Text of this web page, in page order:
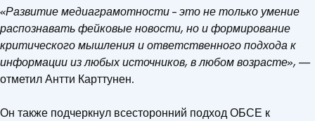
«Развитие медиаграмотности – это не только умение
распознавать фейковые новости, но и формирование
критического мышления и ответственного подхода к
информации из любых источников, в любом возрасте», —
отметил Антти Карттунен.
Он также подчеркнул всесторонний подход ОБСЕ к